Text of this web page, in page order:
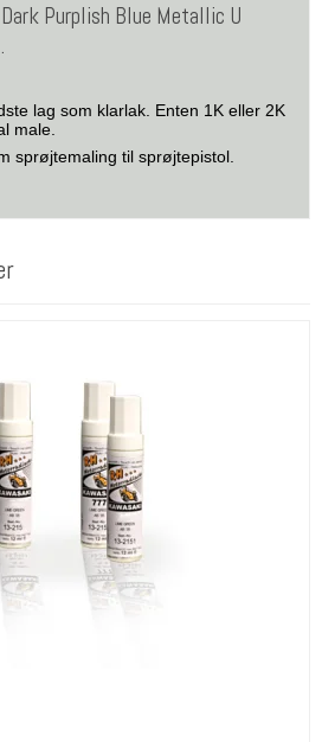
Purplish Blue Metallic U
lag som klarlak. Enten 1K eller 2K
male.
sprøjtemaling til sprøjtepistol.